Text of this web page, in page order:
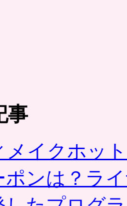
成
分
た
っ
ぷ
事
メイクホッ
ポンは？ラ